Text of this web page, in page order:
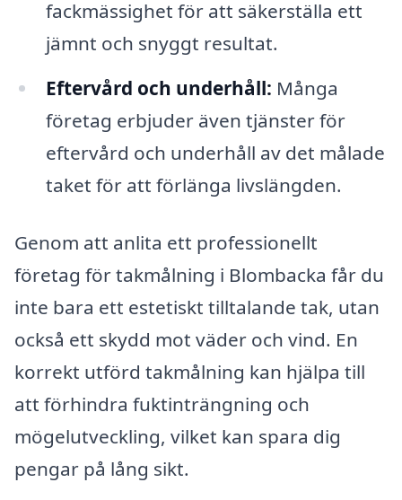
fackmässighet för att säkerställa ett
jämnt och snyggt resultat.
Eftervård och underhåll: Många
företag erbjuder även tjänster för
eftervård och underhåll av det målade
taket för att förlänga livslängden.
Genom att anlita ett professionellt
företag för takmålning i Blombacka får du
inte bara ett estetiskt tilltalande tak, utan
också ett skydd mot väder och vind. En
korrekt utförd takmålning kan hjälpa till
att förhindra fuktinträngning och
mögelutveckling, vilket kan spara dig
pengar på lång sikt.